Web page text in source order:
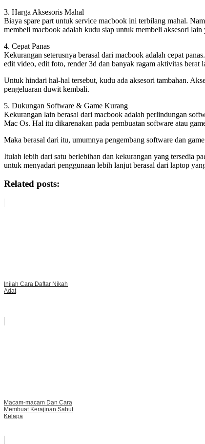
3. Harga Aksesoris Mahal
Biaya spare part untuk service macbook ini terbilang mahal.
membeli macbook adalah kudu siap untuk membeli aksesori
4. Cepat Panas
Kekurangan seterusnya berasal dari macbook adalah cepat
edit video, edit foto, render 3d dan banyak ragam aktivitas berat
Untuk hindari hal-hal tersebut, kudu ada aksesori tambahan.
pengeluaran duwit kembali.
5. Dukungan Software & Game Kurang
Kekurangan lain berasal dari macbook adalah perlindungan
Mac Os. Hal itu dikarenakan pada pembuatan software atau
Maka berasal dari itu, umumnya pengembang software dan
Itulah lebih dari satu berlebihan dan kekurangan yang tersedia
untuk menyadari penggunaan lebih lanjut berasal dari laptop
Related posts:
Inilah Cara Daftar Nikah
Adat
Macam-macam Dan Cara
Membuat Kerajinan Sabut
Kelapa